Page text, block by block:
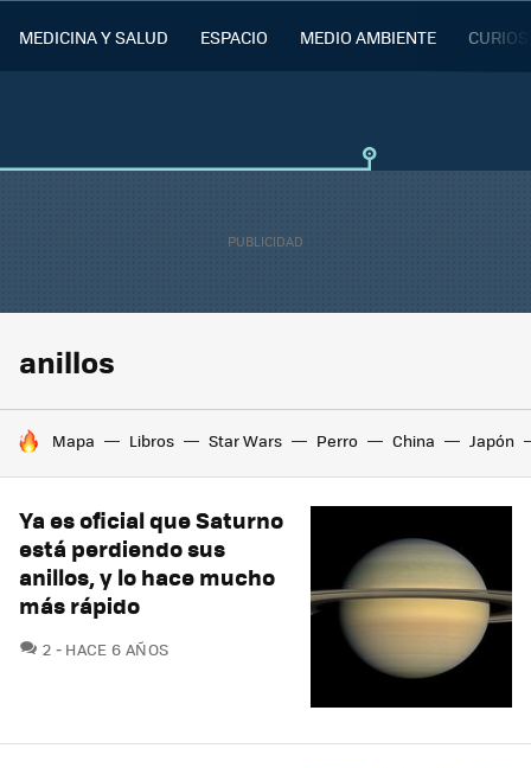
MEDICINA Y SALUD ESPACIO MEDIO AMBIENTE
anillos
HOY SE HABLA DE
Mapa Libros Star Wars Perro China Japón
Ya es oficial que Saturno
está perdiendo sus
anillos, y lo hace mucho
más rápido
2 COMENTARIOS
HACE 6 AÑOS